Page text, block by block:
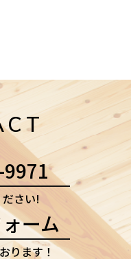
さい!
ーム
ります！